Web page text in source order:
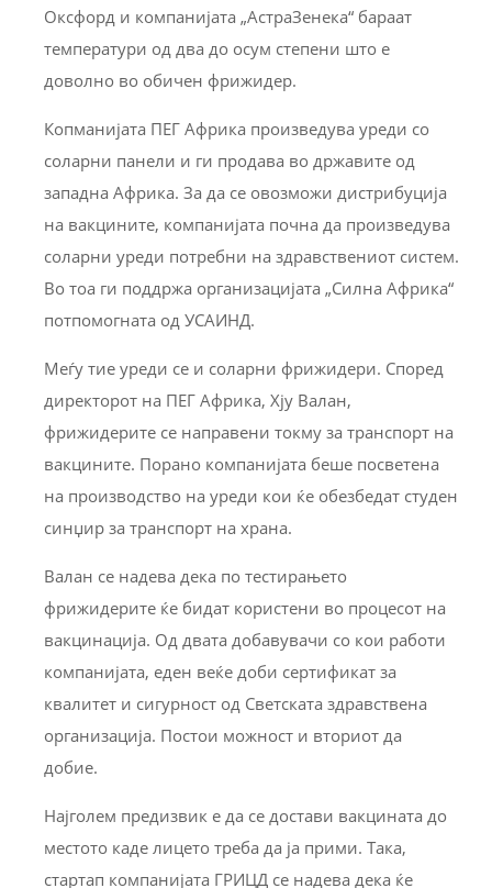
Оксфорд и компанијата „АстраЗенека“ бараат
температури од два до осум степени што е
доволно во обичен фрижидер.
Копманијата ПЕГ Африка произведува уреди со
соларни панели и ги продава во државите од
западна Африка. За да се овозможи дистрибуција
на вакцините, компанијата почна да произведува
соларни уреди потребни на здравствениот систем.
Во тоа ги поддржа организацијата „Силна Африка“
потпомогната од УСАИНД.
Меѓу тие уреди се и соларни фрижидери. Според
директорот на ПЕГ Африка, Хју Валан,
фрижидерите се направени токму за транспорт на
вакцините. Порано компанијата беше посветена
на производство на уреди кои ќе обезбедат студен
синџир за транспорт на храна.
Валан се надева дека по тестирањето
фрижидерите ќе бидат користени во процесот на
вакцинација. Од двата добавувачи со кои работи
компанијата, еден веќе доби сертификат за
квалитет и сигурност од Светската здравствена
организација. Постои можност и вториот да
добие.
Најголем предизвик е да се достави вакцината до
местото каде лицето треба да ја прими. Така,
стартап компанијата ГРИЦД се надева дека ќе